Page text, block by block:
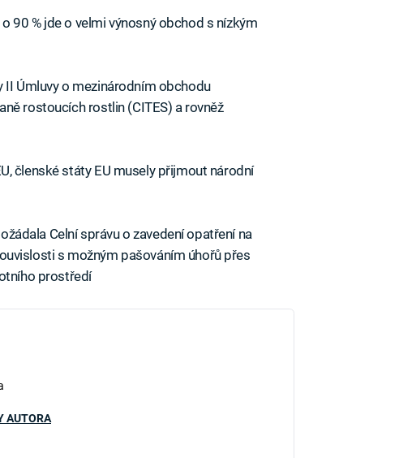
90 % jde o velmi výnosný obchod s nízkým
II Úmluvy o mezinárodním obchodu
rostoucích rostlin (CITES) a rovněž
členské státy EU musely přijmout národní
Celní správu o zavedení opatření na
s možným pašováním úhořů přes
prostředí
AUTORA